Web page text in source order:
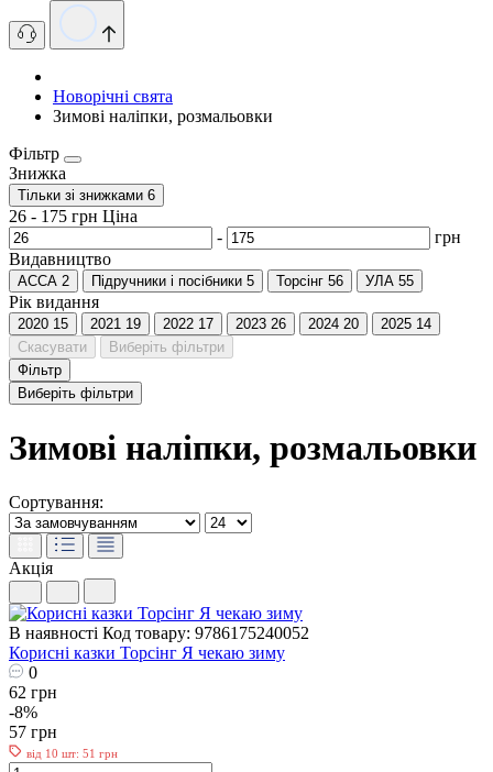
Новорічні свята
Зимові наліпки, розмальовки
Фільтр
Знижка
Тільки зі знижками 6
26 - 175 грн Ціна
-
грн
Видавництво
АССА 2 Пiдручники i посiбники 5 Торсінг 56 УЛА 55
Рік видання
2020 15 2021 19 2022 17 2023 26 2024 20 2025 14
Скасувати
Виберіть фільтри
Фільтр
Виберіть фільтри
Зимові наліпки, розмальовки
Сортування:
Акція
В наявності Код товару: 9786175240052
Корисні казки Торсінг Я чекаю зиму
0
62 грн
-8%
57 грн
від 10 шт: 51 грн